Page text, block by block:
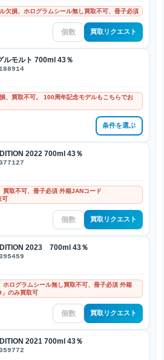
欠損、ホログラムシール無し買取不可、冊子必須
買取リクエスト
ルモルト 700ml 43％
、買取不可。 100周年記念モデルもこちらでお
条件を選ぶ
2022 700ml 43％
買取不可、冊子必須 外箱JANコード
可
買取リクエスト
2023 700ml 43％
ホログラムシール無し買取不可、冊子必須 外箱
のみ買取可
買取リクエスト
2021 700ml 43％